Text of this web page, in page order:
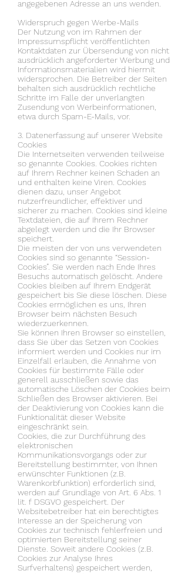
angegebenen Adresse an uns wenden.
Widerspruch gegen Werbe-Mails
Der Nutzung von im Rahmen der
Impressumspflicht veröffentlichten
Kontaktdaten zur Übersendung von nicht
ausdrücklich angeforderter Werbung und
Informationsmaterialien wird hiermit
widersprochen. Die Betreiber der Seiten
behalten sich ausdrücklich rechtliche
Schritte im Falle der unverlangten
Zusendung von Werbeinformationen,
etwa durch Spam-E-Mails, vor.
3. Datenerfassung auf unserer Website
Cookies
Die Internetseiten verwenden teilweise
so genannte Cookies. Cookies richten
auf Ihrem Rechner keinen Schaden an
und enthalten keine Viren. Cookies
dienen dazu, unser Angebot
nutzerfreundlicher, effektiver und
sicherer zu machen. Cookies sind kleine
Textdateien, die auf Ihrem Rechner
abgelegt werden und die Ihr Browser
speichert.
Die meisten der von uns verwendeten
Cookies sind so genannte “Session-
Cookies”. Sie werden nach Ende Ihres
Besuchs automatisch gelöscht. Andere
Cookies bleiben auf Ihrem Endgerät
gespeichert bis Sie diese löschen. Diese
Cookies ermöglichen es uns, Ihren
Browser beim nächsten Besuch
wiederzuerkennen.
Sie können Ihren Browser so einstellen,
dass Sie über das Setzen von Cookies
informiert werden und Cookies nur im
Einzelfall erlauben, die Annahme von
Cookies für bestimmte Fälle oder
generell ausschließen sowie das
automatische Löschen der Cookies beim
Schließen des Browser aktivieren. Bei
der Deaktivierung von Cookies kann die
Funktionalität dieser Website
eingeschränkt sein.
Cookies, die zur Durchführung des
elektronischen
Kommunikationsvorgangs oder zur
Bereitstellung bestimmter, von Ihnen
erwünschter Funktionen (z.B.
Warenkorbfunktion) erforderlich sind,
werden auf Grundlage von Art. 6 Abs. 1
lit. f DSGVO gespeichert. Der
Websitebetreiber hat ein berechtigtes
Interesse an der Speicherung von
Cookies zur technisch fehlerfreien und
optimierten Bereitstellung seiner
Dienste. Soweit andere Cookies (z.B.
Cookies zur Analyse Ihres
Surfverhaltens) gespeichert werden,